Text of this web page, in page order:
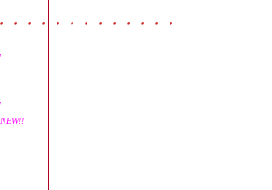
・・・・・・・・・・・・
NEW!!